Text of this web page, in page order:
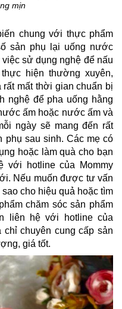
mịn
chung với thực phẩm
sản phụ lại uống nước
sử dụng nghệ để nấu
hiện thường xuyên,
mất thời gian chuẩn bị
nghệ để pha uống hằng
ấm hoặc nước ấm và
ngày sẽ mang đến rất
phụ sau sinh. Các mẹ có
hoặc làm quà cho bạn
với hotline của Mommy
Nếu muốn được tư vấn
cho hiệu quả hoặc tìm
chăm sóc sản phẩm
liên hệ với hotline của
chỉ chuyên cung cấp sản
giá tốt.